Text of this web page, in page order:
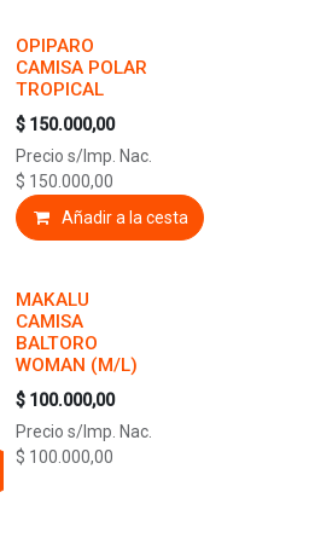
OPIPARO
CAMISA POLAR
TROPICAL
$ 150.000,00
Precio s/Imp. Nac.
$ 150.000,00
Añadir a la cesta
MAKALU
CAMISA
BALTORO
WOMAN (M/L)
$ 100.000,00
Precio s/Imp. Nac.
$ 100.000,00